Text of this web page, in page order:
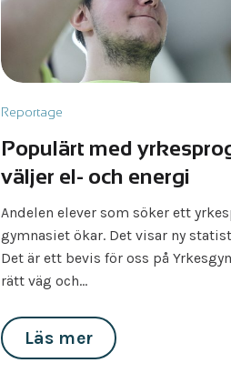
Reportage
Populärt med
väljer el- och energi
Andelen elever som söker ett
gymnasiet ökar. Det visar ny
Det är ett bevis för oss på
rätt väg och…
Läs mer